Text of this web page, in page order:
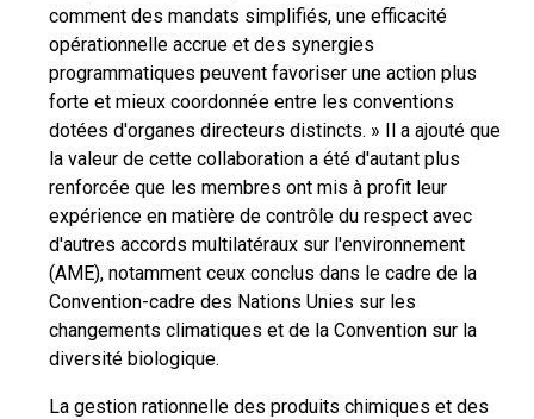
comment des mandats simplifiés, une efficacité
opérationnelle accrue et des synergies
programmatiques peuvent favoriser une action plus
forte et mieux coordonnée entre les conventions
dotées d'organes directeurs distincts. » Il a ajouté que
la valeur de cette collaboration a été d'autant plus
renforcée que les membres ont mis à profit leur
expérience en matière de contrôle du respect avec
d'autres accords multilatéraux sur l'environnement
(AME), notamment ceux conclus dans le cadre de la
Convention-cadre des Nations Unies sur les
changements climatiques et de la Convention sur la
diversité biologique.
La gestion rationnelle des produits chimiques et des